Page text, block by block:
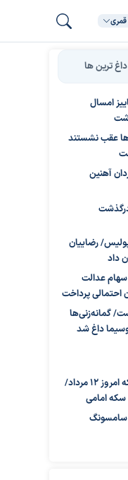
قمری
داغ ترین ها
امسال
عقب نشستند
آهنین
رضاییان
داد
سهام عدالت
احتمالی پرداخت
گمانه‌زنی‌ها
داغ شد
قیمت دلار،قیمت طلا و سکه امروز ۱۲ مرداد/
سکه امامی
سامسونگ